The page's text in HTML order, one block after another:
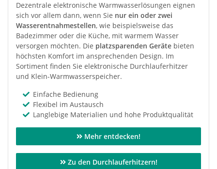
Dezentrale elektronische Warmwasserlösungen eignen
sich vor allem dann, wenn Sie nur ein oder zwei
Wasserentnahmestellen, wie beispielsweise das
Badezimmer oder die Küche, mit warmem Wasser
versorgen möchten. Die platzsparenden Geräte bieten
höchsten Komfort im ansprechenden Design. Im
Sortiment finden Sie elektronische Durchlauferhitzer
und Klein-Warmwasserspeicher.
Einfache Bedienung
Flexibel im Austausch
Langlebige Materialien und hohe Produktqualität
Mehr entdecken!
Zu den Durchlauferhitzern!